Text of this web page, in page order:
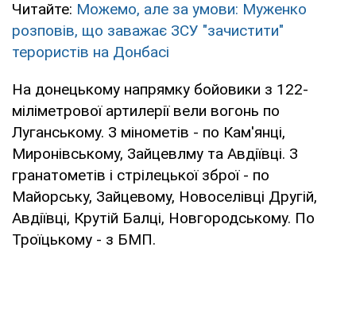
Читайте: Можемо, але за умови: Муженко
розповів, що заважає ЗСУ "зачистити"
терористів на Донбасі
На донецькому напрямку бойовики з 122-
міліметрової артилерії вели вогонь по
Луганському. З мінометів - по Кам'янці,
Миронівському, Зайцевлму та Авдіївці. З
гранатометів і стрілецької зброї - по
Майорську, Зайцевому, Новоселівці Другій,
Авдіївці, Крутій Балці, Новгородському. По
Троїцькому - з БМП.